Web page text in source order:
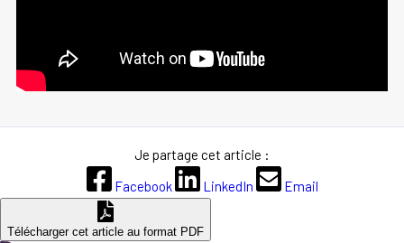
Je partage cet article :
Facebook
LinkedIn Email
Télécharger cet article au format PDF